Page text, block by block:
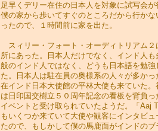
足早くデリー在住の日本人を対象に試写会
僕の家から歩いてすぐのところだから行か
ったので、１時間前に家を出た。
スィリー・フォート・オーディトリアム
所にあった。日本人だけでなく、インド人
般のインド人ではなく、どうも日本語を勉
た。日本人は駐在員の奥様系の人々が多かっ
在インド日本大使館の平林大使も来ていた
は日印国交樹立５０周年記念の看板を背負
イベントと受け取られていたようだ。「Aaj
もいくつか来ていて大使や観客にインタビ
たので、もしかして僕の馬鹿面がインドの